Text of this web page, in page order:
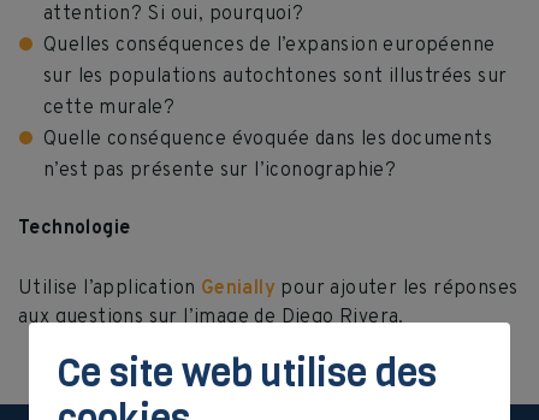
attention? Si oui, pourquoi?
Quelles conséquences de l’expansion européenne
sur les populations autochtones sont illustrées sur
cette murale?
Quelle conséquence évoquée dans les documents
n’est pas présente sur l’iconographie?
Technologie
Utilise l’application Genially pour ajouter les réponses
aux questions sur l’image de Diego Rivera.
Ce site web utilise des